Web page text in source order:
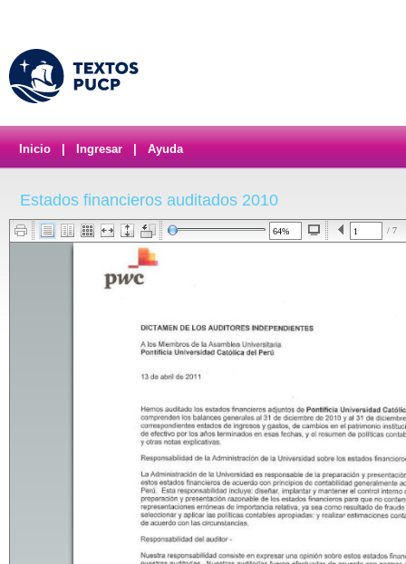
Inicio Ingresar Ayuda
Estados financieros auditados 2010
/ 7